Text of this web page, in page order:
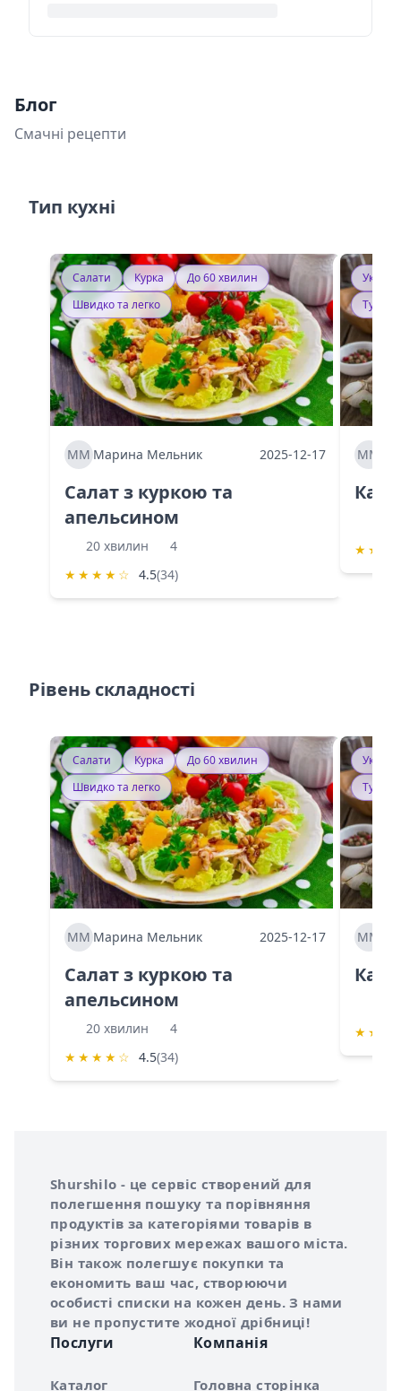
Блог
Смачні рецепти
Тип кухні
Салати Курка
До 60 хвилин
Швидко та легко
ММ Марина Мельник 2025-12-17
Салат з куркою та
апельсином
20 хвилин
4
★ ★ ★ ★ ☆ 4.5(34)
ММ
★ ★
Рівень складності
Салати Курка
До 60 хвилин
Швидко та легко
ММ Марина Мельник 2025-12-17
Салат з куркою та
апельсином
20 хвилин
4
★ ★ ★ ★ ☆ 4.5(34)
ММ
★ ★
Про сервіс Shurshilo
Shurshilo - це сервіс створений для
полегшення пошуку та порівняння
продуктів за категоріями товарів в
різних торгових мережах вашого міста.
Він також полегшує покупки та
економить ваш час, створюючи
особисті списки на кожен день. З нами
ви не пропустите жодної дрібниці!
Послуги
Каталог
Компанія
Головна сторінка